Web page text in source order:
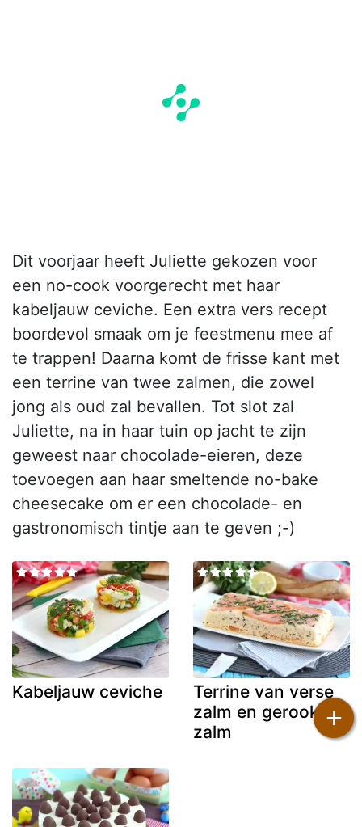
Dit voorjaar heeft Juliette gekozen voor
een no-cook voorgerecht met haar
kabeljauw ceviche. Een extra vers recept
boordevol smaak om je feestmenu mee af
te trappen! Daarna komt de frisse kant met
een terrine van twee zalmen, die zowel
jong als oud zal bevallen. Tot slot zal
Juliette, na in haar tuin op jacht te zijn
geweest naar chocolade-eieren, deze
toevoegen aan haar smeltende no-bake
cheesecake om er een chocolade- en
gastronomisch tintje aan te geven ;-)
Kabeljauw ceviche
Terrine van verse
zalm en gerookte
zalm
+